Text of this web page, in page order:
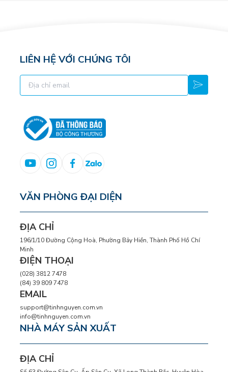
LIÊN HỆ VỚI CHÚNG TÔI
VĂN PHÒNG ĐẠI DIỆN
ĐỊA CHỈ
196/1/10 Đường Cộng Hoà, Phường Bảy Hiền, Thành Phố Hồ Chí
Minh
ĐIỆN THOẠI
(028) 3812 7478
(84) 39 809 7478
EMAIL
support@tinhnguyen.com.vn
info@tinhnguyen.com.vn
NHÀ MÁY SẢN XUẤT
ĐỊA CHỈ